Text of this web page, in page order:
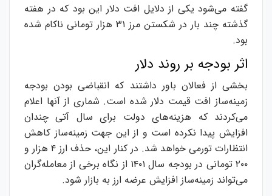
گفته می‌شود یکی از دلایل افت دلار این بود که در هفته
گذشته چند بار در شکستن مرز ۳۱ هزار تومانی ناکام شده
بود.
اثر بودجه بر روند دلار
بخشی از فعالان باور داشتند که انقباضی بودن بودجه
زمینه‌ساز افت قیمت دلار شده است. شماری از آنها اعلام
می‌کردند که هزینه‌های دولت برای سال آتی چندان
افزایش پیدا نکرده است و از این جهت زمینه‌ساز کاهش
انتظارات تورمی خواهد شد. در کنار این، حذف ارز ۴ هزار و
۲۰۰ تومانی در بودجه سال ۱۴۰۱ از نگاه برخی از معامله‌گران
می‌تواند زمینه‌ساز افزایش عرضه ارز به بازار شود.